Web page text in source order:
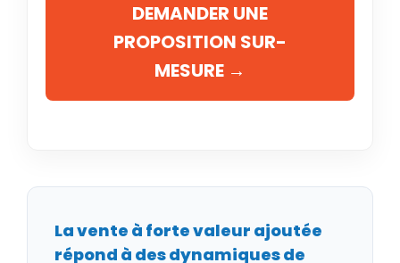
DEMANDER UNE
PROPOSITION SUR-
MESURE →
La vente à forte valeur ajoutée
répond à des dynamiques de